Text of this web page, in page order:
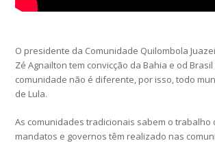
O presidente da Comunidade Quilombola
Zé Agnailton tem convicção da Bahia e od
comunidade não é diferente, por isso, todo
de Lula.
As comunidades tradicionais sabem o trabalho
mandatos e governos têm realizado nas